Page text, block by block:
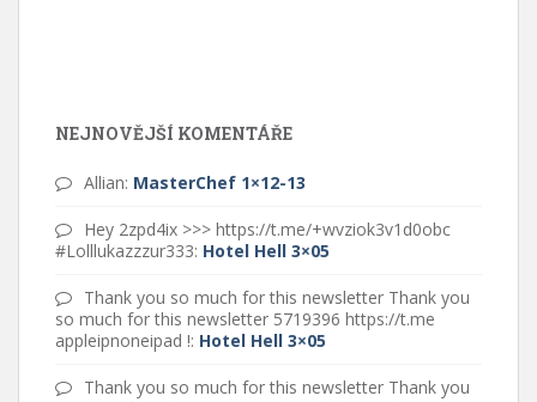
NEJNOVĚJŠÍ KOMENTÁŘE
Allian: MasterChef 1×12-13
Hey 2zpd4ix >>> https://t.me/+wvziok3v1d0obc
#Lolllukazzzur333: Hotel Hell 3×05
Thank you so much for this newsletter Thank you
so much for this newsletter 5719396 https://t.me
appleipnoneipad !: Hotel Hell 3×05
Thank you so much for this newsletter Thank you